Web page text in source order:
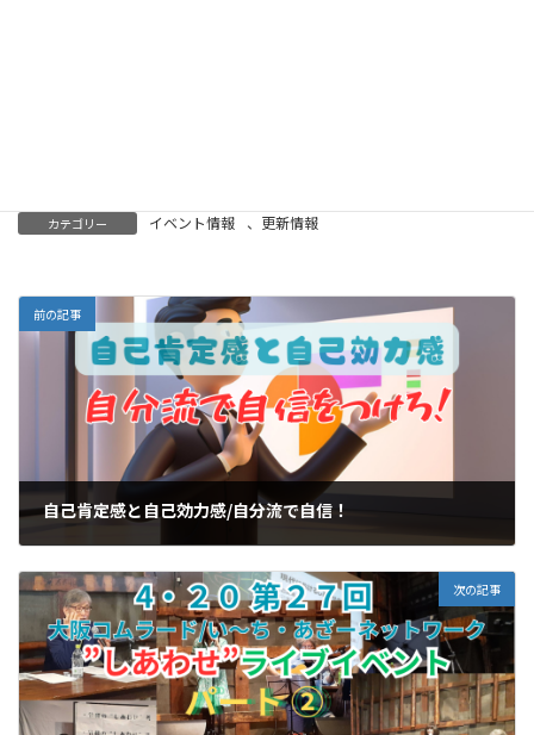
カテゴリー イベント情報 、 更新情報
前の記事
自己肯定感と自己効力感/自分流で自信！
次の記事